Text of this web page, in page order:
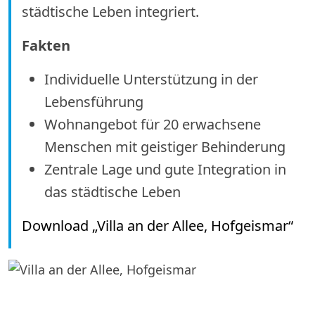
städtische Leben integriert.
Fakten
Individuelle Unterstützung in der
Lebensführung
Wohnangebot für 20 erwachsene
Menschen mit geistiger Behinderung
Zentrale Lage und gute Integration in
das städtische Leben
Download „Villa an der Allee, Hofgeismar“